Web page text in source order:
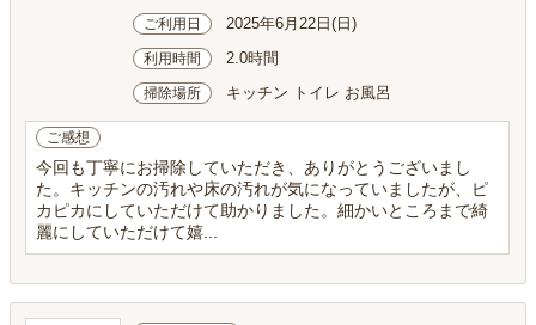
ご利用日 2025年6月22日(日)
利用時間 2.0時間
掃除場所 キッチン トイレ お風呂
ご感想
今回も丁寧にお掃除していただき、ありがとうございまし
た。キッチンの汚れや床の汚れが気になっていましたが、ピ
カピカにしていただけて助かりました。細かいところまで綺
麗にしていただけて嬉...